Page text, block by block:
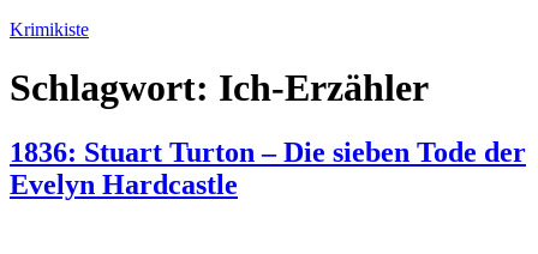
Zum
springen
Krimikiste
Schlagwort: Ich-Erzähler
1836: Stuart Turton – Die sieben Tode der
Evelyn Hardcastle